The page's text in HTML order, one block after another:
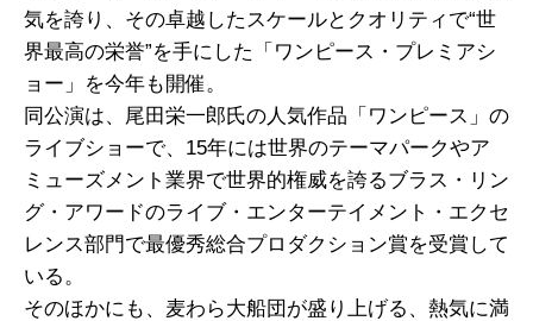
気を誇り、その卓越したスケールとクオリティで“世
界最高の栄誉”を手にした「ワンピース・プレミアシ
ョー」を今年も開催。
同公演は、尾田栄一郎氏の人気作品「ワンピース」の
ライブショーで、15年には世界のテーマパークやア
ミューズメント業界で世界的権威を誇るブラス・リン
グ・アワードのライブ・エンターテイメント・エクセ
レンス部門で最優秀総合プロダクション賞を受賞して
いる。
そのほかにも、麦わら大船団が盛り上げる、熱気に満